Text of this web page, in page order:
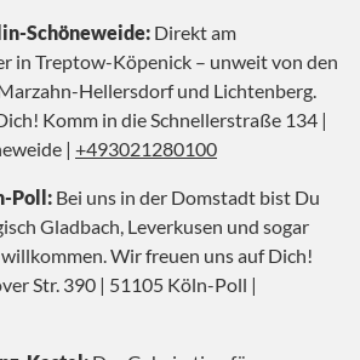
Schöneweide: Direkt am
in Treptow-Köpenick – unweit von den
Hellersdorf und Lichtenberg.
Komm in die Schnellerstraße 134 |
| +493021280100
Poll: Bei uns in der Domstadt bist Du
Gladbach, Leverkusen und sogar
Wir freuen uns auf Dich!
Str. 390 | 51105 Köln-Poll |